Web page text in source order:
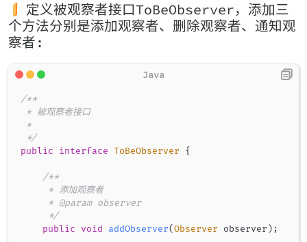
定义被观察者接口ToBeObserver，添加三
个方法分别是添加观察者、删除观察者、通知观
察者:
/**
* 被观察者接口
*
*/
public
interface ToBeObserver {
/**
     * 添加观察者
     * @param observer
     */
public
void addObserver(Observer observer ) ;